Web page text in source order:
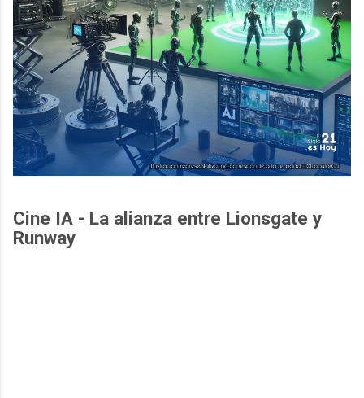
Cine IA - La alianza entre Lionsgate y
Runway